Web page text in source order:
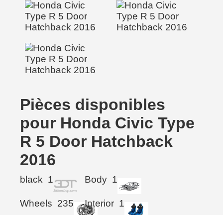
Pièces disponibles
pour Honda Civic Type
R 5 Door Hatchback
2016
black 1 Body 1
Wheels 235 Interior 1